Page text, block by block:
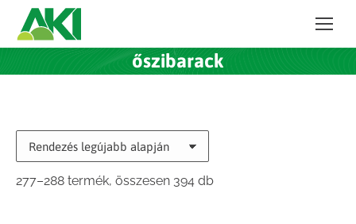
őszibarack
277–288 termék, összesen 394 dbSorted